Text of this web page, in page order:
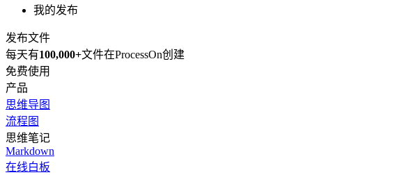
我的发布
发布文件
每天有100,000+文件在ProcessOn创建
免费使用
产品
思维导图
流程图
思维笔记
Markdown
在线白板